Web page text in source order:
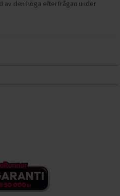
av den höga efterfrågan under